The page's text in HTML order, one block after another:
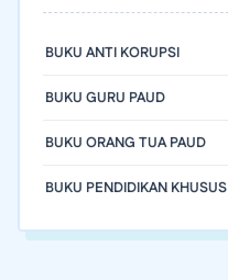
BUKU ANTI KORUPSI
BUKU GURU PAUD
BUKU ORANG TUA PAUD
BUKU PENDIDIKAN KHUSUS